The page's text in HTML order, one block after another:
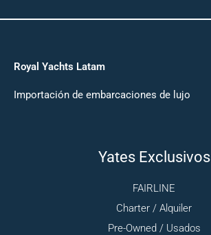
Royal Yachts Latam
Importación de embarcaciones de lujo
Yates Exclusivos
FAIRLINE
Charter / Alquiler
Pre-Owned / Usados